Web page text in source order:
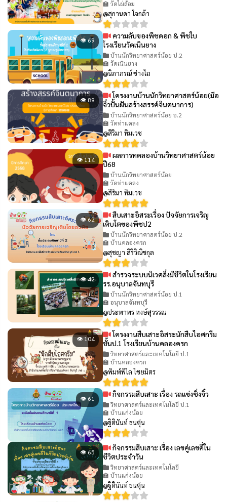
🏫 วัดไผ่ล้อม
@สุกานดา ใจกล้า
👁 69
ความลับของพืชดอก & พืชใบ
โรงเรียนวัดเนินยาง
บ้านนักวิทยาศาสตร์น้อย ป.2
🏫 วัดเนินยาง
@นิภาภรณ์ ช่างไถ
👁 89
โครงงานบ้านนักวิทยาศาสตร์น้อย(มือ
จิ๋วปั้นฝันสร้างสรรค์จินตนาการ)
บ้านนักวิทยาศาสตร์น้อย อ.2
🏫 วัดท่าแคลง
@สิริมา ทิมเวช
👁 114
ผลการทดลองบ้านวิทยาศาสตร์น้อย
ปี68
บ้านนักวิทยาศาสตร์น้อย
🏫 วัดท่าแคลง
@สิริมา ทิมเวช
👁 62
สืบเสาะอิสระเรื่อง ปัจจัยการเจริญ
เติบโตของพืชป2
บ้านนักวิทยาศาสตร์น้อย ป.2
🏫 บ้านคลองครก
@สุชญา สิริวิณิชกุล
👁 42
สำรวจระบบนิเวศสิ่งมีชีวิตในโรงเรียน
รร.อนุบาลจันทบุรี
บ้านนักวิทยาศาสตร์น้อย ป.1
🏫 อนุบาลจันทบุรี
@ประพาพร หงษ์สุวรรณ
👁 104
โครงงานสืบเสาะอิสระนักสืบไอศกรีม
ชั้นป.1 โรงเรียนบ้านคลองครก
วิทยาศาสตร์และเทคโนโลยี ป.1
🏫 บ้านคลองครก
@พิมพ์พิไล ไชยมิตร
👁 61 กิจกรรมสืบเสาะ เรื่อง รถแข่งซิ่งจิ๋ว
วิทยาศาสตร์และเทคโนโลยี ป.1
🏫 บ้านแก่งน้อย
@ฐิตินันท์ ธนตุ่น
👁 65
กิจกรรมสืบเสาะ เรื่อง เลขคู่เลขคี่ใน
ชีวิตประจำวัน
วิทยาศาสตร์และเทคโนโลยี
🏫 บ้านแก่งน้อย
@ฐิตินันท์ ธนตุ่น